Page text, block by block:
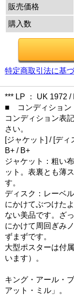
販売価格
購入数
特定商取引法に基
*** LP ： UK 1972
■ コンディショ
コンディション表
さい。
[ジャケット] / [ディ
B+ / B+
ジャケット：粗い
ット。表裏とも薄
す。
ディスク：レーベ
にかけてぶつけた
ない美品です。ざ
にかけて周回ぎみ
ずまずです。
大型ポスターは付
います）。
キング・アール・
アット・ミル」。